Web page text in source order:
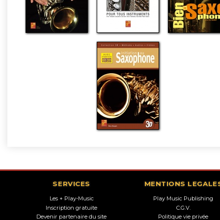
SERVICES
Les + Play-Music
Inscription gratuite
Devenir partenaire du site
MENTIONS
Play Music Publishing
C.G.V.
Politique vie privée